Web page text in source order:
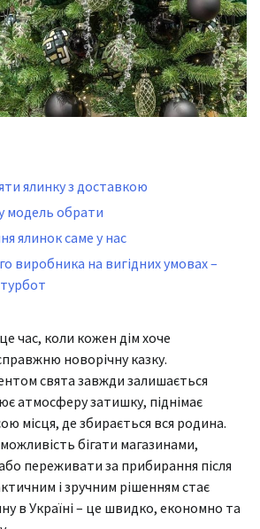
ялинку з доставкою
модель обрати
ялинок саме у нас
виробника на вигідних умовах –
час, коли кожен дім хоче
новорічну казку.
свята завжди залишається
атмосферу затишку, піднімає
місця, де збирається вся родина.
бігати магазинами,
переживати за прибирання після
і зручним рішенням стає
в Україні – це швидко, економно та